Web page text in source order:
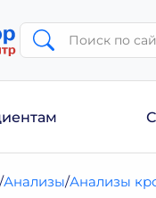
Анализы Анализы